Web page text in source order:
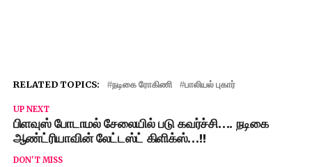
RELATED TOPICS: நடிகை ரோகிணி பாலியல் புகார்
UP NEXT
பிளவுஸ் போடாமல் சேலையில் படு கவர்ச்சி…. நடிகை
ஆண்ட்ரியாவின் லேட்டஸ்ட் கிளிக்ஸ்…!!
DON'T MISS